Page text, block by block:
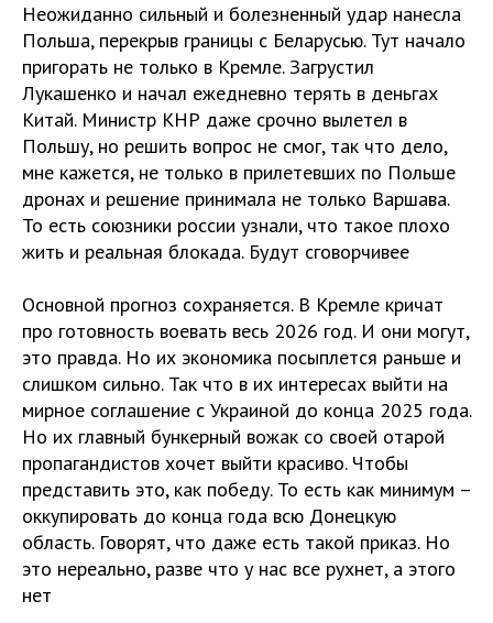
Неожиданно сильный и болезненный удар нанесла
Польша, перекрыв границы с Беларусью. Тут начало
пригорать не только в Кремле. Загрустил
Лукашенко и начал ежедневно терять в деньгах
Китай. Министр КНР даже срочно вылетел в
Польшу, но решить вопрос не смог, так что дело,
мне кажется, не только в прилетевших по Польше
дронах и решение принимала не только Варшава.
То есть союзники россии узнали, что такое плохо
жить и реальная блокада. Будут сговорчивее
Основной прогноз сохраняется. В Кремле кричат
про готовность воевать весь 2026 год. И они могут,
это правда. Но их экономика посыплется раньше и
слишком сильно. Так что в их интересах выйти на
мирное соглашение с Украиной до конца 2025 года.
Но их главный бункерный вожак со своей отарой
пропагандистов хочет выйти красиво. Чтобы
представить это, как победу. То есть как минимум –
оккупировать до конца года всю Донецкую
область. Говорят, что даже есть такой приказ. Но
это нереально, разве что у нас все рухнет, а этого
нет